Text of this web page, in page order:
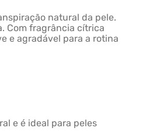
natural da pele.
Com fragrância cítrica
e agradável para a rotina
e é ideal para peles